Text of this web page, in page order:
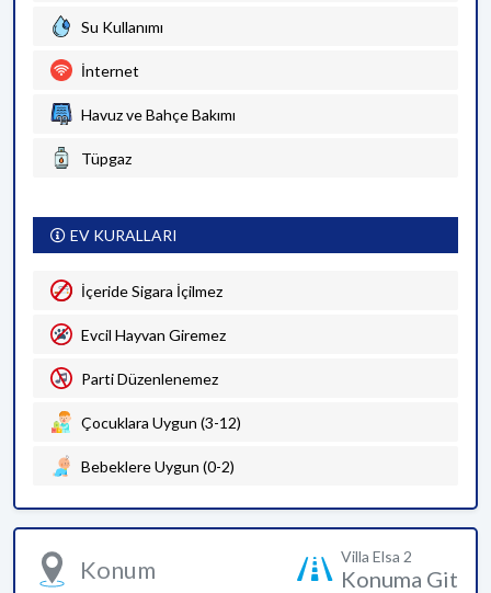
Su Kullanımı
İnternet
Havuz ve Bahçe Bakımı
Tüpgaz
EV KURALLARI
İçeride Sigara İçilmez
Evcil Hayvan Giremez
Parti Düzenlenemez
Çocuklara Uygun (3-12)
Bebeklere Uygun (0-2)
Konum Villa Elsa 2
Konuma Git